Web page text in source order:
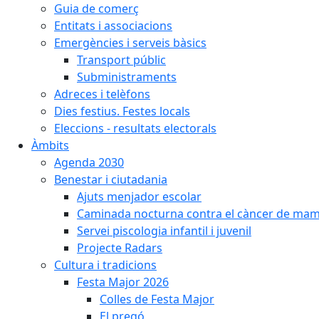
Guia de comerç
Entitats i associacions
Emergències i serveis bàsics
Transport públic
Subministraments
Adreces i telèfons
Dies festius. Festes locals
Eleccions - resultats electorals
Àmbits
Agenda 2030
Benestar i ciutadania
Ajuts menjador escolar
Caminada nocturna contra el càncer de
Servei piscologia infantil i juvenil
Projecte Radars
Cultura i tradicions
Festa Major 2026
Colles de Festa Major